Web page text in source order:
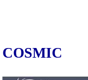
COSMIC